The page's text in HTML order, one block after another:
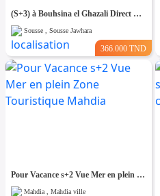
(S+3) à Bouhsina el Ghazali Direct Promoteur
Sousse , Sousse Jawhara
366.000 TND
Pour Vacance s+2 Vue Mer en plein Zone Touristique Mahdia
Mahdia , Mahdia ville